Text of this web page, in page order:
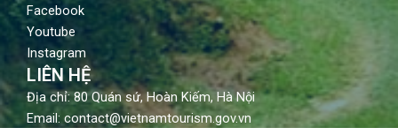
Facebook
Youtube
Instagram
LIÊN HỆ
Địa chỉ: 80 Quán sứ, Hoàn Kiếm, Hà Nội
Email: contact@vietnamtourism.gov.vn